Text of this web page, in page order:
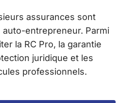
assurances sont
auto-entrepreneur. Parmi
la RC Pro, la garantie
juridique et les
professionnels.